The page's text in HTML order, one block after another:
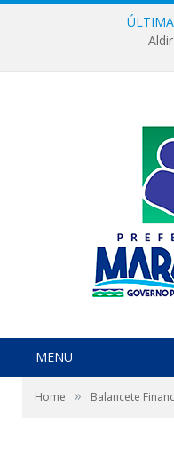
MENU
Home » Balancete